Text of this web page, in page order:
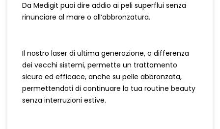
Da Medigit puoi dire addio ai peli superflui senza
rinunciare al mare o all’abbronzatura.
Il nostro laser di ultima generazione, a differenza
dei vecchi sistemi, permette un trattamento
sicuro ed efficace, anche su pelle abbronzata,
permettendoti di continuare la tua routine beauty
senza interruzioni estive.